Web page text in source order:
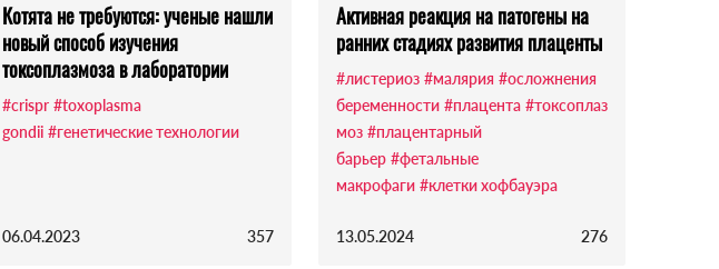
Котята не требуются: ученые нашли
новый способ изучения
токсоплазмоза в лаборатории
#crispr #toxoplasma
gondii #генетические технологии
06.04.2023 357
Активная реакция на патогены на
ранних стадиях развития плаценты
#листериоз #малярия #осложнения
беременности #плацента #токсоплаз
моз #плацентарный
барьер #фетальные
макрофаги #клетки хофбауэра
13.05.2024 276